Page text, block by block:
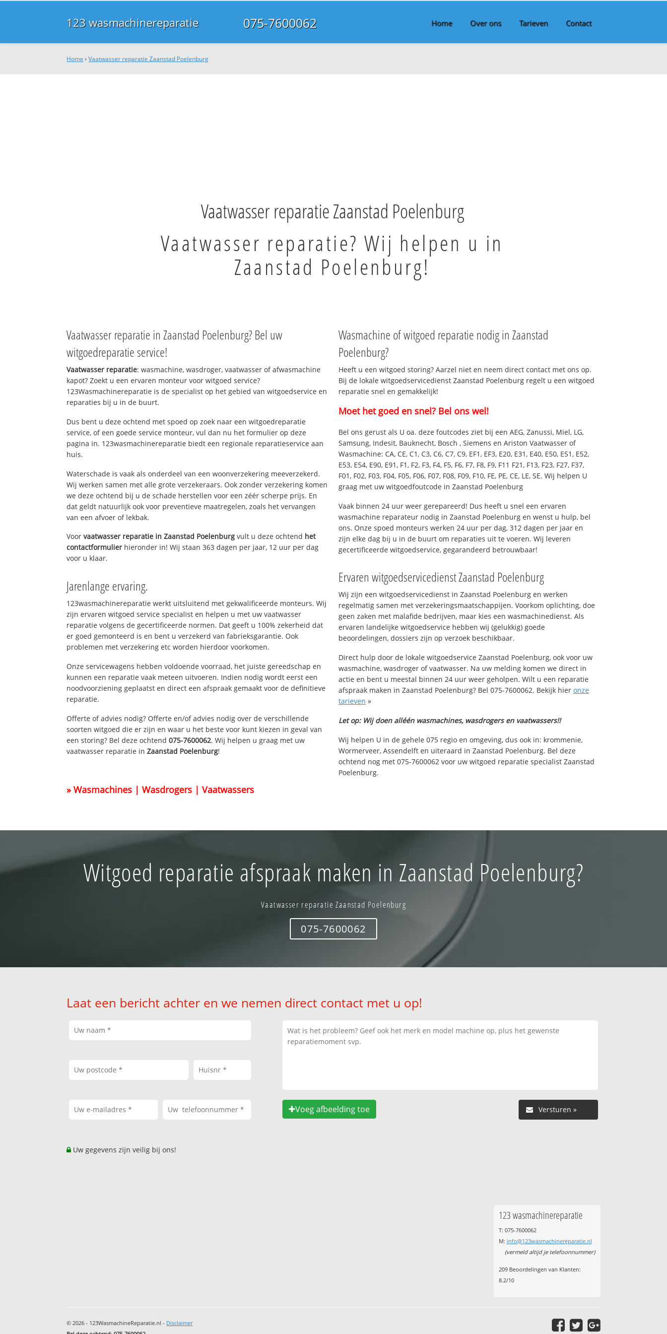
123 wasmachinereparatie 075-7600062 Home Over ons Tarieven Contact
Home ›Vaatwasser reparatie Zaanstad Poelenburg
Vaatwasser reparatie Zaanstad Poelenburg
Vaatwasser reparatie? Wij helpen u in
Zaanstad Poelenburg!
Vaatwasser reparatie in Zaanstad Poelenburg? Bel uw
witgoedreparatie service!
Vaatwasser reparatie: wasmachine, wasdroger, vaatwasser of afwasmachine
kapot? Zoekt u een ervaren monteur voor witgoed service?
123Wasmachinereparatie is de specialist op het gebied van witgoedservice en
reparaties bij u in de buurt.
Dus bent u deze ochtend met spoed op zoek naar een witgoedreparatie
service, of een goede service monteur, vul dan nu het formulier op deze
pagina in. 123wasmachinereparatie biedt een regionale reparatieservice aan
huis.
Waterschade is vaak als onderdeel van een woonverzekering meeverzekerd.
Wij werken samen met alle grote verzekeraars. Ook zonder verzekering komen
we deze ochtend bij u de schade herstellen voor een zéér scherpe prijs. En
dat geldt natuurlijk ook voor preventieve maatregelen, zoals het vervangen
van een afvoer of lekbak.
Voorvaatwasser reparatie in Zaanstad Poelenburg vult u deze ochtend het
contactformulier hieronder in! Wij staan 363 dagen per jaar, 12 uur per dag
voor u klaar.
Jarenlange ervaring.
123wasmachinereparatie werkt uitsluitend met gekwalificeerde monteurs. Wij
zijn ervaren witgoed service specialist en helpen u met uw vaatwasser
reparatie volgens de gecertificeerde normen. Dat geeft u 100% zekerheid dat
er goed gemonteerd is en bent u verzekerd van fabrieksgarantie. Ook
problemen met verzekering etc worden hierdoor voorkomen.
Onze servicewagens hebben voldoende voorraad, het juiste gereedschap en
kunnen een reparatie vaak meteen uitvoeren. Indien nodig wordt eerst een
noodvoorziening geplaatst en direct een afspraak gemaakt voor de definitieve
reparatie.
Offerte of advies nodig? Offerte en/of advies nodig over de verschillende
soorten witgoed die er zijn en waar u het beste voor kunt kiezen in geval van
een storing? Bel deze ochtend075-7600062. Wij helpen u graag met uw
vaatwasser reparatie inZaanstad Poelenburg!
» Wasmachines | Wasdrogers | Vaatwassers
Wasmachine of witgoed reparatie nodig in Zaanstad
Poelenburg?
Heeft u een witgoed storing? Aarzel niet en neem direct contact met ons op.
Bij de lokale witgoedservicedienst Zaanstad Poelenburg regelt u een witgoed
reparatie snel en gemakkelijk!
Moet het goed en snel? Bel ons wel!
Bel ons gerust als U oa. deze foutcodes ziet bij een AEG, Zanussi, Miel, LG,
Samsung, Indesit, Bauknecht, Bosch , Siemens en Ariston Vaatwasser of
Wasmachine: CA, CE, C1, C3, C6, C7, C9, EF1, EF3, E20, E31, E40, E50, E51, E52,
E53, E54, E90, E91, F1, F2, F3, F4, F5, F6, F7, F8, F9, F11 F21, F13, F23, F27, F37,
F01, F02, F03, F04, F05, F06, F07, F08, F09, F10, FE, PE, CE, LE, SE. Wij helpen U
graag met uw witgoedfoutcode in Zaanstad Poelenburg
Vaak binnen 24 uur weer gerepareerd! Dus heeft u snel een ervaren
wasmachine reparateur nodig in Zaanstad Poelenburg en wenst u hulp, bel
ons. Onze spoed monteurs werken 24 uur per dag, 312 dagen per jaar en
zijn elke dag bij u in de buurt om reparaties uit te voeren. Wij leveren
gecertificeerde witgoedservice, gegarandeerd betrouwbaar!
Ervaren witgoedservicedienst Zaanstad Poelenburg
Wij zijn een witgoedservicedienst in Zaanstad Poelenburg en werken
regelmatig samen met verzekeringsmaatschappijen. Voorkom oplichting, doe
geen zaken met malafide bedrijven, maar kies een wasmachinedienst. Als
ervaren landelijke witgoedservice hebben wij (gelukkig) goede
beoordelingen, dossiers zijn op verzoek beschikbaar.
Direct hulp door de lokale witgoedservice Zaanstad Poelenburg, ook voor uw
wasmachine, wasdroger of vaatwasser. Na uw melding komen we direct in
actie en bent u meestal binnen 24 uur weer geholpen. Wilt u een reparatie
afspraak maken in Zaanstad Poelenburg? Bel 075-7600062. Bekijk hier onze
tarieven »
Let op: Wij doen alléén wasmachines, wasdrogers en vaatwassers!!
Wij helpen U in de gehele 075 regio en omgeving, dus ook in: krommenie,
Wormerveer, Assendelft en uiteraard in Zaanstad Poelenburg. Bel deze
ochtend nog met 075-7600062 voor uw witgoed reparatie specialist Zaanstad
Poelenburg.
Witgoed reparatie afspraak maken in Zaanstad Poelenburg?
Vaatwasser reparatie Zaanstad Poelenburg
075-7600062
Laat een bericht achter en we nemen direct contact met u op!
Voeg afbeelding toe
Uw gegevens zijn veilig bij ons!
123 wasmachinereparatie
T: 075-7600062
M: info@123wasmachinereparatie.nl
(vermeld altijd je telefoonnummer)
209Beoordelingen van Klanten:
8.2/10
© 2026 - 123WasmachineReparatie.nl - Disclaimer